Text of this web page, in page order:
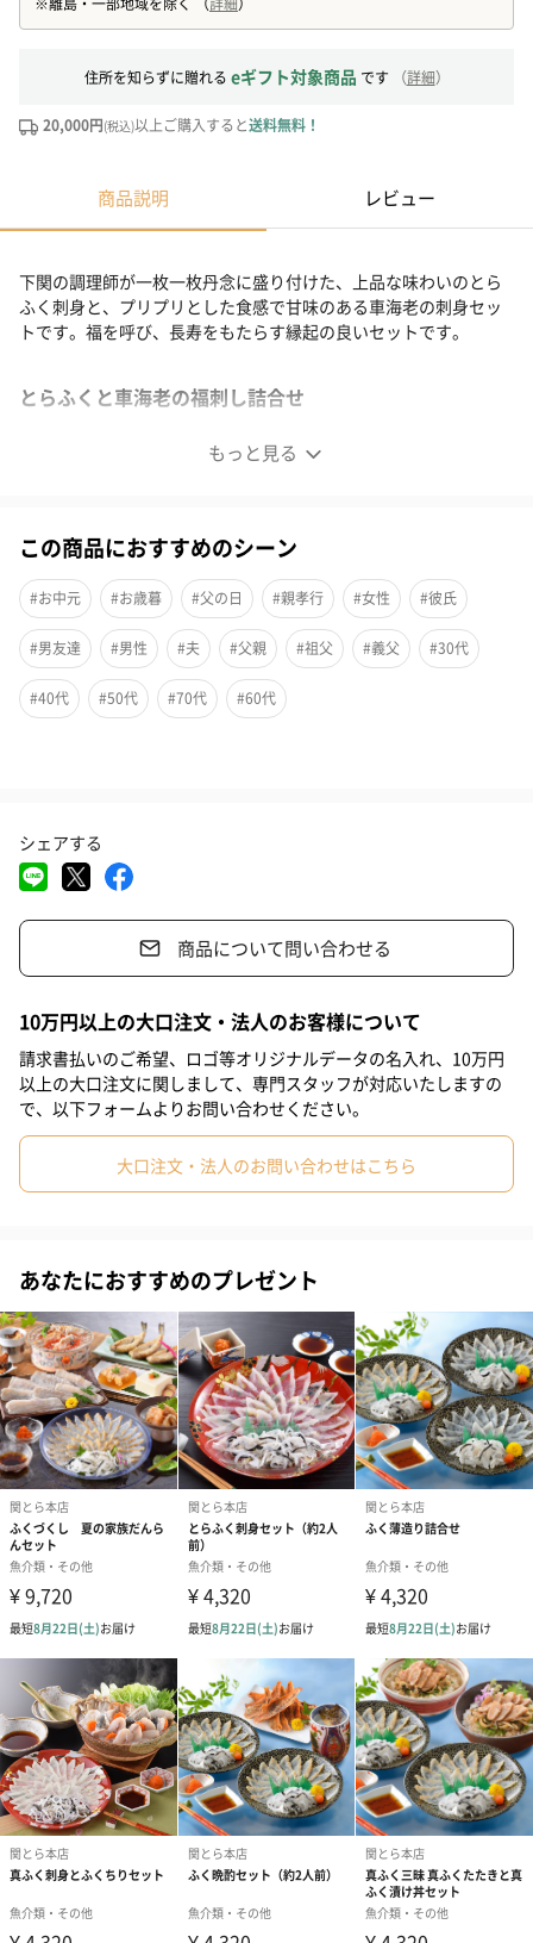
住所を知らずに贈れる eギフト対象商品 です （詳細）
20,000円(税込)以上ご購入すると送料無料！
商品説明 レビュー
もっと見る
下関の調理師が一枚一枚丹念に盛り付けた、上品な味わいのとら
ふく刺身と、プリプリとした食感で甘味のある車海老の刺身セッ
トです。福を呼び、長寿をもたらす縁起の良いセットです。
とらふくと車海老の福刺し詰合せ
ふく刺身と、プリプリとした食感で甘味のある車海老の刺身セッ
トです。福を呼び、長寿をもたらす縁起の良いセットです。
視覚と味覚で楽しむ
ふくの本場・下関の職人が丁寧に引いたふくの刺身を、菊の花の
お楽しみいただけます。
縁起物として、贈り物に最適
です。
とらふくの皮には、上質な海洋性コラーゲンが豊富に含まれてい
ます。
関とら本店
「ふく（福）を食べれば、いつでも晴れの日」
「ふく（福）を食べれば、いつでも晴れの日」
関とら本店は、ふくの本場・山口県下関市のふく職人が原料にこ
だわり、熟練の技で捌いたふく料理で「料亭の味を、ご家庭の食
卓へ」お届けします。
商品詳細情報
原材料
車海老（熊本県産：養殖）、トラフグ（長崎・熊本県
産：養殖）、ふくポン酢［醤油、柑橘果汁（橙、かぼ
す）、醸造酢、米発酵調味料、かつおエキス、昆布エ
キス、食塩／調味料（アミノ酸等）、（一部に小麦・
大豆を含む）］、もみじおろし［大根、澱粉、唐辛
サイズ
発泡スチロール箱：幅28.5ｃｍ×奥行28.5ｃｍ×高さ
この商品におすすめのシーン
#お中元 #お歳暮 #父の日 #親孝行 #女性 #彼氏
#男友達 #男性 #夫 #父親 #祖父 #義父 #30代
#40代 #50代 #70代 #60代
シェアする
商品について問い合わせる
10万円以上の大口注文・法人のお客様について
請求書払いのご希望、ロゴ等オリジナルデータの名入れ、10万円
以上の大口注文に関しまして、専門スタッフが対応いたしますの
で、以下フォームよりお問い合わせください。
大口注文・法人のお問い合わせはこちら
あなたにおすすめのプレゼント